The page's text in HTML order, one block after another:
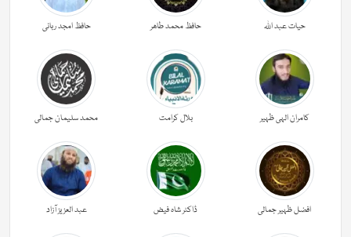
حیات عبد اللہ حافظ محمد طاھر حافظ امجد ربانی
کامران الہی ظہیر بلال کرامت محمد سلیمان جمالی
افضل ظہیر جمالی ڈاکٹر شاہ فیض عبد العزیز آزاد